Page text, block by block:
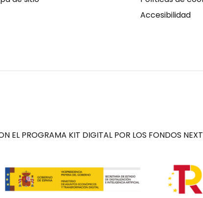
Accesibilidad
EL PROGRAMA KIT DIGITAL POR LOS FONDOS